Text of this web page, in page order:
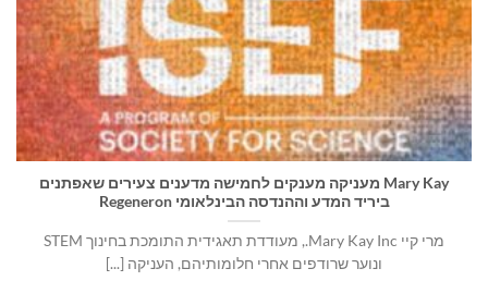
Mary Kay מעניקה מענקים לחמישה מדענים צעירים שאפתנים
ביריד המדע וההנדסה הבינלאומי Regeneron
מרי קיי Mary Kay Inc., מעודדת תאגידית התומכת בחינוך STEM
ונוער שרודפים אחרי חלומותיהם, העניקה [...]